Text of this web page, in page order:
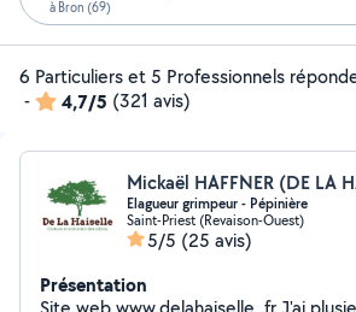
à Bron (69)
6 Particuliers et 5 Professionnels
-
4,7/5 (321 avis)
Mickaël HAFFNER (DE LA
Elagueur grimpeur - Pépinière
Saint-Priest (Revaison-Ouest)
5/5 (25 avis)
Présentation